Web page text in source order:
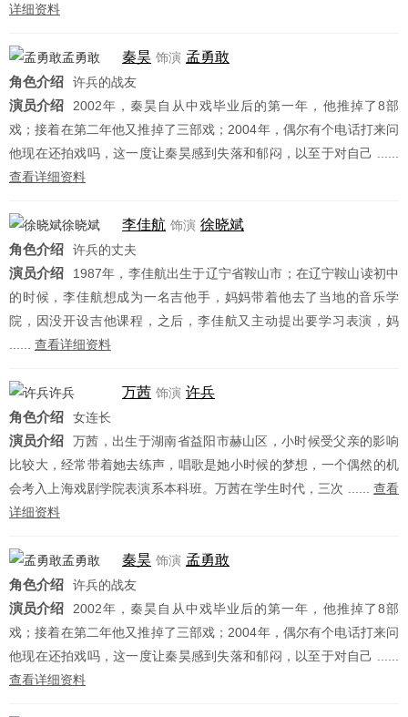
详细资料
秦昊 饰演 孟勇敢
角色介绍
许兵的战友
演员介绍
2002年，秦昊自从中戏毕业后的第一年，他推掉了8部
戏；接着在第二年他又推掉了三部戏；2004年，偶尔有个电话打来问
他现在还拍戏吗，这一度让秦昊感到失落和郁闷，以至于对自己 ......
查看详细资料
李佳航 饰演 徐晓斌
角色介绍
许兵的丈夫
演员介绍
1987年，李佳航出生于辽宁省鞍山市；在辽宁鞍山读初中
的时候，李佳航想成为一名吉他手，妈妈带着他去了当地的音乐学
院，因没开设吉他课程，之后，李佳航又主动提出要学习表演，妈
查看详细资料
万茜 饰演 许兵
角色介绍
女连长
演员介绍
万茜，出生于湖南省益阳市赫山区，小时候受父亲的影响
比较大，经常带着她去练声，唱歌是她小时候的梦想，一个偶然的机
会考入上海戏剧学院表演系本科班。万茜在学生时代，三次 ......
查看
详细资料
秦昊 饰演 孟勇敢
角色介绍
许兵的战友
演员介绍
2002年，秦昊自从中戏毕业后的第一年，他推掉了8部
戏；接着在第二年他又推掉了三部戏；2004年，偶尔有个电话打来问
他现在还拍戏吗，这一度让秦昊感到失落和郁闷，以至于对自己 ......
查看详细资料